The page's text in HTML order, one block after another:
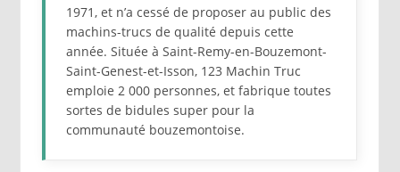
1971, et n’a cessé de proposer au public des
machins-trucs de qualité depuis cette
année. Située à Saint-Remy-en-Bouzemont-
Saint-Genest-et-Isson, 123 Machin Truc
emploie 2 000 personnes, et fabrique toutes
sortes de bidules super pour la
communauté bouzemontoise.